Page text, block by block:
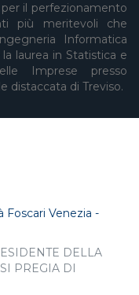
il perfezionamento
più meritevoli che
Informatica
laurea in Statistica e
Imprese presso
distaccata di Treviso.
Foscari Venezia -
DELLA
PREGIA DI